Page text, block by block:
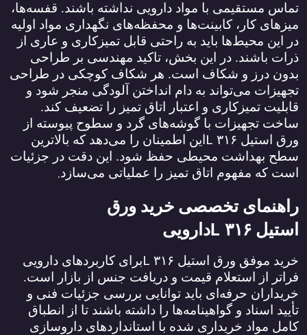
تماس مستقیمی با مواد دارویی نداشته باشند. قفسه‌ها،
میزهای کار، کابینت‌ها و محفظه‌های نگهداری مواد اولیه
در این محیط‌ها باید به راحتی قابل تمیزکاری و عاری از
ذرات باشند. در این بخش، تاکید مهندسی بر طراحی
بدون درز و شکاف است. هر شکاف کوچکی در طراحی
تجهیزات می‌تواند به دام انداختن آلودگی منجر شود و
قابلیت تمیزکاری و اعتبار اتاق تمیز را تضعیف کند.
ساخت تجهیزات با گوشه‌های گرد و سطوح پیوسته از
ورق استیل ۳۱۶ L این اطمینان را می‌دهد که بالاترین
سطح بهداشت محیطی حفظ شود. این دقت در جزئیات
است که مفهوم اتاق تمیز را عملیاتی می‌سازد.
راهنمای تخصصی خرید ورق
استیل ۳۱۶ Lدارویی
خرید موفق ورق استیل ۳۱۶ Lبرای کاربردهای دارویی
فراتر از استعلام قیمت و دریافت جنس از بازار است.
خریداران حرفه‌ای باید توانایی بررسی جزئیات فنی و
تأیید اسناد و گواهینامه‌ها را داشته باشند تا از انطباق
کامل مواد خریداری شده با استانداردهای داروسازی